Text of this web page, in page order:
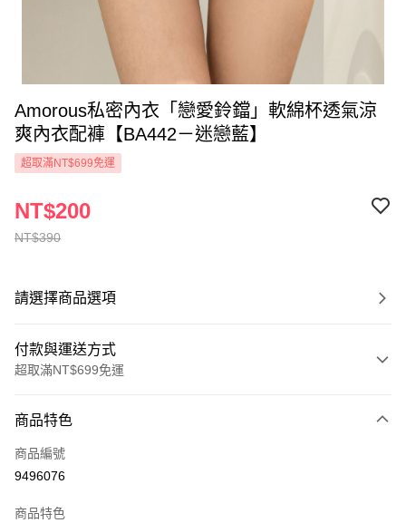
Amorous私密內衣「戀愛鈴鐺」軟綿杯透氣涼
爽內衣配褲【BA442－迷戀藍】
超取滿NT$699免運
NT$390
NT$200
請選擇商品選項
付款與運送方式
超取滿NT$699免運
信用卡一次付款
超商取貨付款
商品特色
商品編號
9496076
商品特色